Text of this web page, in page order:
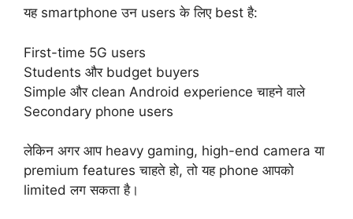
यह smartphone उन users के लिए best है:
First-time 5G users
Students और budget buyers
Simple और clean Android experience चाहने वाले
Secondary phone users
लेकिन अगर आप heavy gaming, high-end camera या
premium features चाहते हो, तो यह phone आपको
limited लग सकता है।